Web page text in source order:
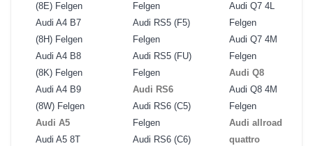
(8E) Felgen
Audi A4 B7
(8H) Felgen
Audi A4 B8
(8K) Felgen
Audi A4 B9
(8W) Felgen
Audi A5
Audi A5 8T
Felgen
Audi RS5 (F5)
Felgen
Audi RS5 (FU)
Felgen
Audi RS6
Audi RS6 (C5)
Felgen
Audi RS6 (C6)
Audi Q7 4L
Felgen
Audi Q7 4M
Felgen
Audi Q8
Audi Q8 4M
Felgen
Audi allroad
quattro